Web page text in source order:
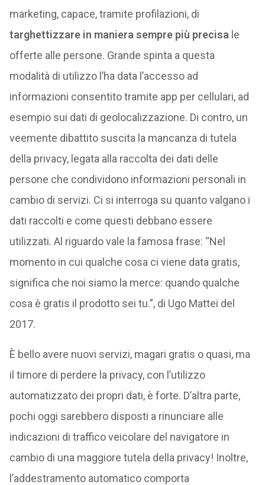
marketing, capace, tramite profilazioni, di
targhettizzare in maniera sempre più precisa le
offerte alle persone. Grande spinta a questa
modalità di utilizzo l’ha data l’accesso ad
informazioni consentito tramite app per cellulari, ad
esempio sui dati di geolocalizzazione. Di contro, un
veemente dibattito suscita la mancanza di tutela
della privacy, legata alla raccolta dei dati delle
persone che condividono informazioni personali in
cambio di servizi. Ci si interroga su quanto valgano i
dati raccolti e come questi debbano essere
utilizzati. Al riguardo vale la famosa frase: “Nel
momento in cui qualche cosa ci viene data gratis,
significa che noi siamo la merce: quando qualche
cosa è gratis il prodotto sei tu.”, di Ugo Mattei del
2017.
È bello avere nuovi servizi, magari gratis o quasi, ma
il timore di perdere la privacy, con l’utilizzo
automatizzato dei propri dati, è forte. D’altra parte,
pochi oggi sarebbero disposti a rinunciare alle
indicazioni di traffico veicolare del navigatore in
cambio di una maggiore tutela della privacy! Inoltre,
l’addestramento automatico comporta